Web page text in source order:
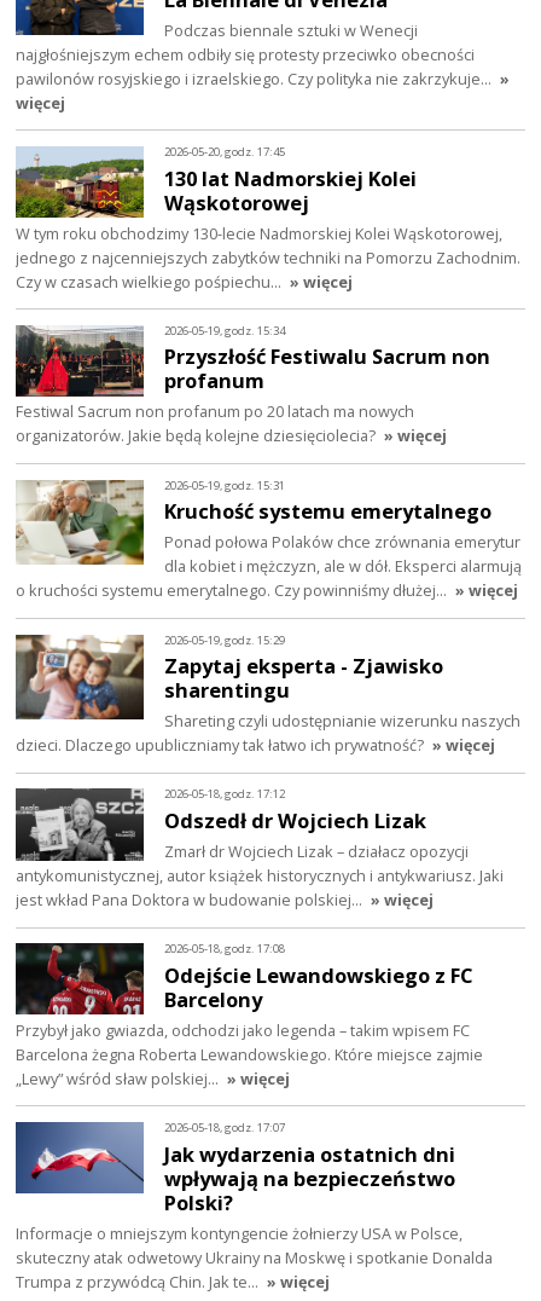
Podczas biennale sztuki w Wenecji
najgłośniejszym echem odbiły się protesty przeciwko obecności
pawilonów rosyjskiego i izraelskiego. Czy polityka nie zakrzykuje… »
więcej
2026-05-20, godz. 17:45
130 lat Nadmorskiej Kolei
Wąskotorowej
W tym roku obchodzimy 130-lecie Nadmorskiej Kolei Wąskotorowej,
jednego z najcenniejszych zabytków techniki na Pomorzu Zachodnim.
Czy w czasach wielkiego pośpiechu… » więcej
2026-05-19, godz. 15:34
Przyszłość Festiwalu Sacrum non
profanum
Festiwal Sacrum non profanum po 20 latach ma nowych
organizatorów. Jakie będą kolejne dziesięciolecia? » więcej
2026-05-19, godz. 15:31
Kruchość systemu emerytalnego
Ponad połowa Polaków chce zrównania emerytur
dla kobiet i mężczyzn, ale w dół. Eksperci alarmują
o kruchości systemu emerytalnego. Czy powinniśmy dłużej… » więcej
2026-05-19, godz. 15:29
Zapytaj eksperta - Zjawisko
sharentingu
Shareting czyli udostępnianie wizerunku naszych
dzieci. Dlaczego upubliczniamy tak łatwo ich prywatność? » więcej
2026-05-18, godz. 17:12
Odszedł dr Wojciech Lizak
Zmarł dr Wojciech Lizak – działacz opozycji
antykomunistycznej, autor książek historycznych i antykwariusz. Jaki
jest wkład Pana Doktora w budowanie polskiej… » więcej
2026-05-18, godz. 17:08
Odejście Lewandowskiego z FC
Barcelony
Przybył jako gwiazda, odchodzi jako legenda – takim wpisem FC
Barcelona żegna Roberta Lewandowskiego. Które miejsce zajmie
„Lewy” wśród sław polskiej… » więcej
2026-05-18, godz. 17:07
Jak wydarzenia ostatnich dni
wpływają na bezpieczeństwo
Polski?
Informacje o mniejszym kontyngencie żołnierzy USA w Polsce,
skuteczny atak odwetowy Ukrainy na Moskwę i spotkanie Donalda
Trumpa z przywódcą Chin. Jak te… » więcej